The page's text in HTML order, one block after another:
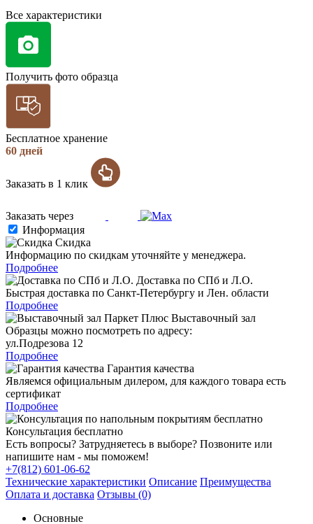
Все характеристики
Получить фото образца
Бесплатное хранение
60 дней
Заказать в 1 клик
Заказать через
Информация
Скидка
Информацию по скидкам уточняйте у менеджера.
Подробнее
Доставка по СПб и Л.О.
Быстрая доставка по Санкт-Петербургу и Лен. области
Подробнее
Выставочный зал
Образцы можно посмотреть по адресу:
ул.Подрезова 12
Подробнее
Гарантия качества
Являемся официальным дилером, для каждого товара есть
сертификат
Подробнее
Консультация бесплатно
Есть вопросы? Затрудняетесь в выборе? Позвоните или
напишите нам - мы поможем!
+7(812) 601-06-62
Технические характеристики Описание Преимущества
Оплата и доставка Отзывы (0)
Основные